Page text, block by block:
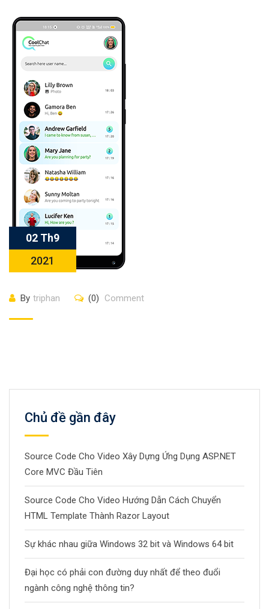
02 Th9
2021
By triphan (0) Comment
Chủ đề gần đây
Source Code Cho Video Xây Dựng Ứng Dụng ASP.NET
Core MVC Đầu Tiên
Source Code Cho Video Hướng Dẫn Cách Chuyển
HTML Template Thành Razor Layout
Sự khác nhau giữa Windows 32 bit và Windows 64 bit
Đại học có phải con đường duy nhất để theo đuổi
ngành công nghệ thông tin?